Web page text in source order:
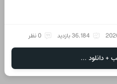
36,184 بازدید 0 نظر
+ دانلود ...